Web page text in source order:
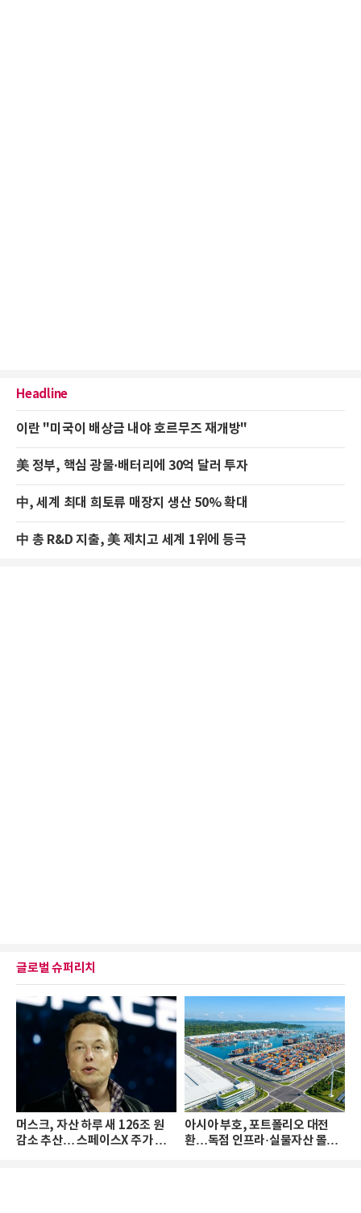
Headline
이란 "미국이 배상금 내야 호르무즈 재개방"
美 정부, 핵심 광물·배터리에 30억 달러 투자
中, 세계 최대 희토류 매장지 생산 50% 확대
中 총 R&D 지출, 美 제치고 세계 1위에 등극
글로벌 슈퍼리치
머스크, 자산 하루 새 126조 원
감소 추산… 스페이스X 주가 하
아시아 부호, 포트폴리오 대전
환…독점 인프라·실물자산 몰린